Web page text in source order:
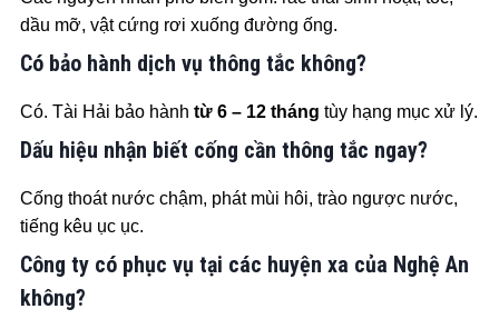
dầu mỡ, vật cứng rơi xuống đường ống.
Có bảo hành dịch vụ thông tắc không?
Có. Tài Hải bảo hành từ 6 – 12 tháng tùy hạng mục xử lý.
Dấu hiệu nhận biết cống cần thông tắc ngay?
Cống thoát nước chậm, phát mùi hôi, trào ngược nước,
tiếng kêu ục ục.
Công ty có phục vụ tại các huyện xa của Nghệ An
không?